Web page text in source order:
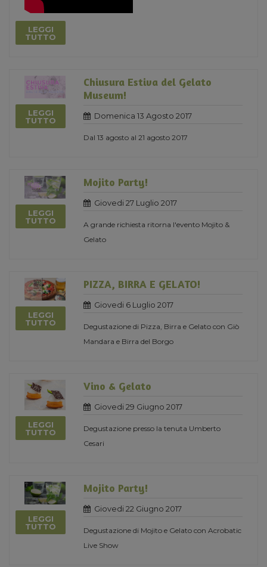
LEGGI
TUTTO
LEGGI
TUTTO
Chiusura Estiva del Gelato
Museum!
Domenica 13 Agosto 2017
Dal 13 agosto al 21 agosto 2017
LEGGI
TUTTO
Mojito Party!
Giovedi 27 Luglio 2017
A grande richiesta ritorna l'evento Mojito &
Gelato
LEGGI
TUTTO
PIZZA, BIRRA E GELATO!
Giovedi 6 Luglio 2017
Degustazione di Pizza, Birra e Gelato con Giò
Mandara e Birra del Borgo
LEGGI
TUTTO
Vino & Gelato
Giovedi 29 Giugno 2017
Degustazione presso la tenuta Umberto
Cesari
LEGGI
TUTTO
Mojito Party!
Giovedi 22 Giugno 2017
Degustazione di Mojito e Gelato con Acrobatic
Live Show